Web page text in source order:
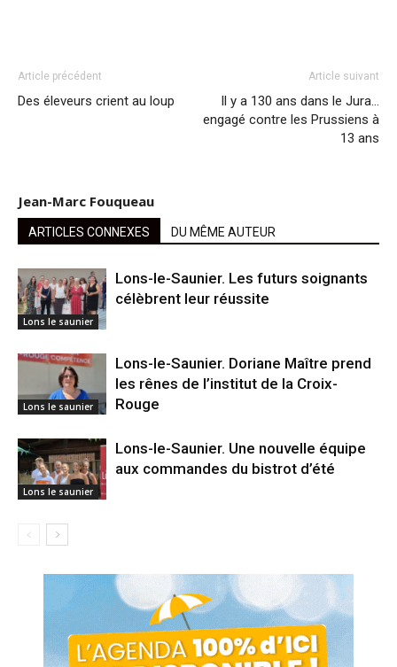
Article précédent
Des éleveurs crient au loup
Article suivant
Il y a 130 ans dans le Jura…
engagé contre les Prussiens à
13 ans
Jean-Marc Fouqueau
ARTICLES CONNEXES DU MÊME AUTEUR
Lons le saunier
Lons-le-Saunier. Les futurs soignants
célèbrent leur réussite
Lons le saunier
Lons-le-Saunier. Doriane Maître prend
les rênes de l’institut de la Croix-
Rouge
Lons le saunier
Lons-le-Saunier. Une nouvelle équipe
aux commandes du bistrot d’été